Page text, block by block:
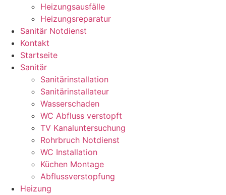
Heizungsausfälle
Heizungsreparatur
Sanitär Notdienst
Kontakt
Startseite
Sanitär
Sanitärinstallation
Sanitärinstallateur
Wasserschaden
WC Abfluss verstopft
TV Kanaluntersuchung
Rohrbruch Notdienst
WC Installation
Küchen Montage
Abflussverstopfung
Heizung